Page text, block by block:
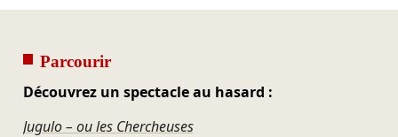
Parcourir
Découvrez un spectacle au hasard :
Jugulo – ou les Chercheuses